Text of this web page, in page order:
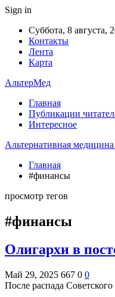
Sign in
Суббота, 8 августа,
Контакты
Лента
Карта
АльтерМед
Главная
Публикации
Интересное
Альтернативная
Главная
#финансы
просмотр тегов
#финансы
Олигархи в
Май 29, 2025 667 0 0
После распада